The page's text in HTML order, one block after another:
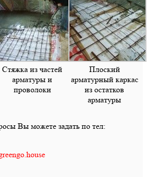
Стяжка из частей
арматуры и
проволоки
Плоский
арматурный каркас
из остатков
арматуры
Вы можете задать по тел: